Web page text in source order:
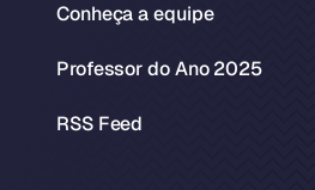
Conheça a equipe
Professor do Ano 2025
RSS Feed